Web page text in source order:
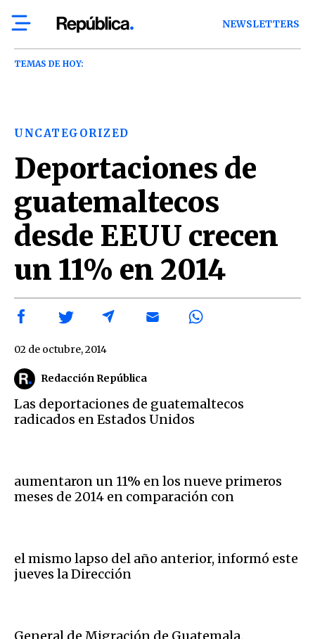
NEWSLETTERS
TEMAS DE HOY:
UNCATEGORIZED
Deportaciones de
guatemaltecos
desde EEUU crecen
un 11% en 2014
Redacción República
02 de octubre, 2014
Las deportaciones de guatemaltecos
radicados en Estados Unidos
aumentaron un 11% en los nueve primeros
meses de 2014 en comparación con
el mismo lapso del año anterior, informó este
jueves la Dirección
General de Migración de Guatemala.